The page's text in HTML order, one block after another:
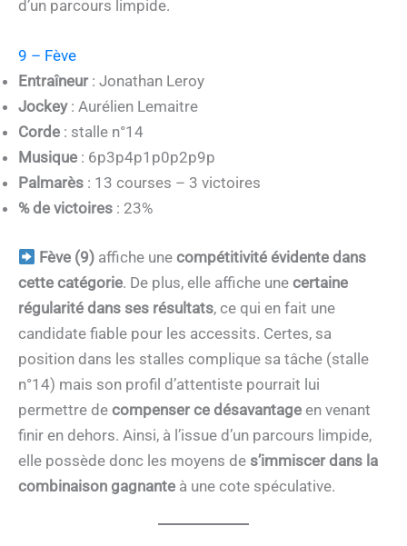
d’un parcours limpide.
9 – Fève
Entraîneur: Jonathan Leroy
Jockey: Aurélien Lemaitre
Corde : stalle n°14
Musique : 6p3p4p1p0p2p9p
Palmarès : 13 courses – 3 victoires
% de victoires : 23%
Fève (9) affiche unecompétitivité évidente dans
cette catégorie. De plus, elle affiche une certaine
régularité dans ses résultats, ce qui en fait une
candidate fiable pour les accessits. Certes, sa
position dans les stalles complique sa tâche (stalle
n°14) mais son profil d’attentiste pourrait lui
permettre de compenser ce désavantage en venant
finir en dehors. Ainsi, à l’issue d’un parcours limpide,
elle possède donc les moyens de s’immiscer dans la
combinaison gagnante à une cote spéculative.